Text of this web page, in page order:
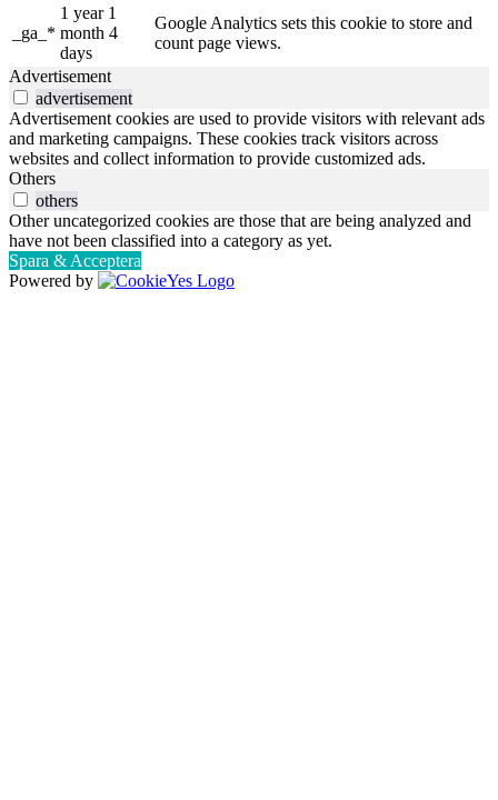
_ga_*
1 year 1
month 4
days
Google Analytics sets this cookie to store and
count page views.
Advertisement
advertisement
Advertisement cookies are used to provide visitors with relevant ads
and marketing campaigns. These cookies track visitors across
websites and collect information to provide customized ads.
Others
others
Other uncategorized cookies are those that are being analyzed and
have not been classified into a category as yet.
Spara & Acceptera
Powered by